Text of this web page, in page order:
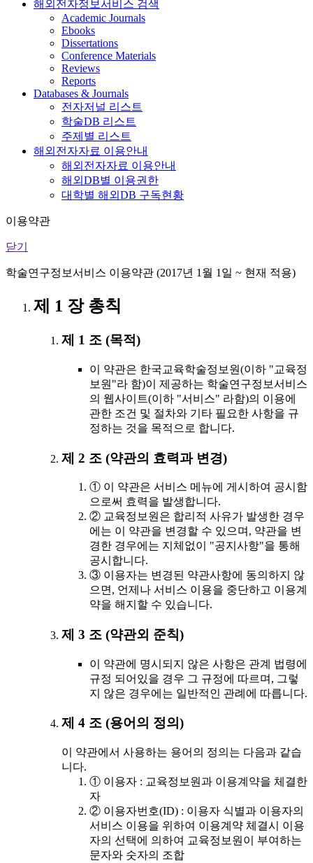
해외전자정보서비스 검색
Academic Journals
Ebooks
Dissertations
Conference Materials
Reviews
Reports
Databases & Journals
전자저널 리스트
학술DB 리스트
주제별 리스트
해외전자자료 이용안내
해외전자자료 이용안내
해외DB별 이용권한
대학별 해외DB 구독현황
이용약관
닫기
학술연구정보서비스 이용약관 (2017년 1월 1일 ~ 현재 적용)
제 1 장 총칙
제 1 조 (목적)
이 약관은 한국교육학술정보원(이하 "교육정
보원"라 함)이 제공하는 학술연구정보서비스
의 웹사이트(이하 "서비스" 라함)의 이용에
관한 조건 및 절차와 기타 필요한 사항을 규
정하는 것을 목적으로 합니다.
제 2 조 (약관의 효력과 변경)
① 이 약관은 서비스 메뉴에 게시하여 공시함
으로써 효력을 발생합니다.
② 교육정보원은 합리적 사유가 발생한 경우
에는 이 약관을 변경할 수 있으며, 약관을 변
경한 경우에는 지체없이 "공지사항"을 통해
공시합니다.
③ 이용자는 변경된 약관사항에 동의하지 않
으면, 언제나 서비스 이용을 중단하고 이용계
약을 해지할 수 있습니다.
제 3 조 (약관외 준칙)
이 약관에 명시되지 않은 사항은 관계 법령에
규정 되어있을 경우 그 규정에 따르며, 그렇
지 않은 경우에는 일반적인 관례에 따릅니다.
제 4 조 (용어의 정의)
이 약관에서 사용하는 용어의 정의는 다음과 같습
니다.
① 이용자 : 교육정보원과 이용계약을 체결한
자
② 이용자번호(ID) : 이용자 식별과 이용자의
서비스 이용을 위하여 이용계약 체결시 이용
자의 선택에 의하여 교육정보원이 부여하는
문자와 숫자의 조합